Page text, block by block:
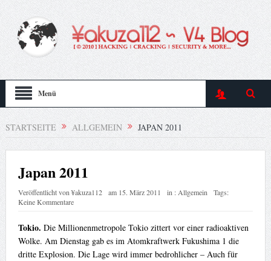
Menü
STARTSEITE ALLGEMEIN JAPAN 2011
Japan 2011
Veröffentlicht von¥akuza112 am 15. März 2011 in : Allgemein
Tags:
Keine Kommentare
Tokio. Die Millionenmetropole Tokio zittert vor einer radioaktiven
Wolke. Am Dienstag gab es im Atomkraftwerk Fukushima 1 die
dritte Explosion. Die Lage wird immer bedrohlicher – Auch für